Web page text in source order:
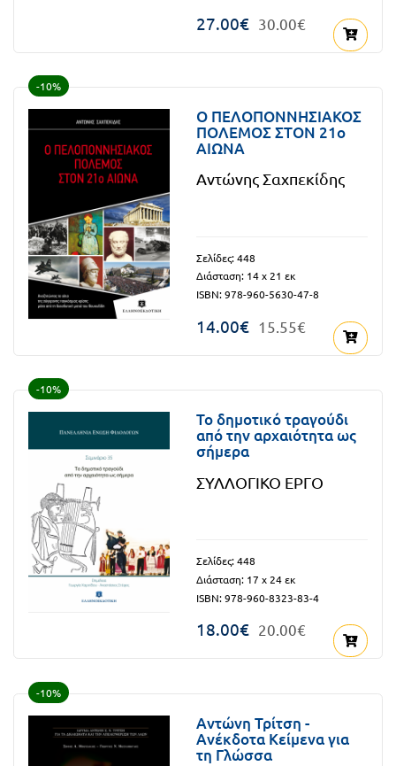
Παιχνίδια
λύκειο
27.00€ 30.00€
-10%
Ο ΠΕΛΟΠΟΝΝΗΣΙΑΚΟΣ
ΠΟΛΕΜΟΣ ΣΤΟΝ 21o
ΑΙΩΝΑ
Αντώνης Σαχπεκίδης
Σελίδες: 448
Διάσταση: 14 x 21 εκ
ISBN: 978-960-5630-47-8
14.00€ 15.55€
-10%
Το δημοτικό τραγούδι
από την αρχαιότητα ως
σήμερα
ΣΥΛΛΟΓΙΚΟ ΕΡΓΟ
Σελίδες: 448
Διάσταση: 17 x 24 εκ
ISBN: 978-960-8323-83-4
18.00€ 20.00€
-10%
Αντώνη Τρίτση -
Ανέκδοτα Κείμενα για
τη Γλώσσα